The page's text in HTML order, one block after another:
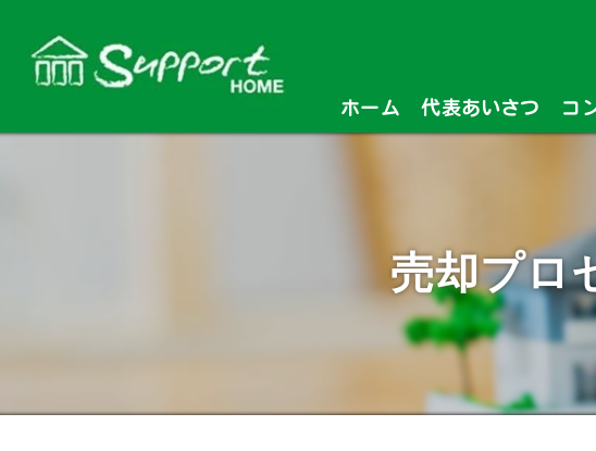
ホーム 代表あいさつ コ
売却プロ